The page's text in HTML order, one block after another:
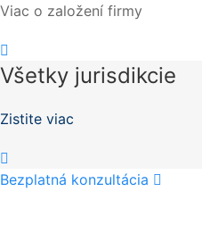
Viac o založení firmy
Všetky jurisdikcie
Zistite viac
Bezplatná konzultácia